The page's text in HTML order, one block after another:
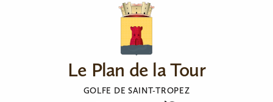
Le Plan de la Tour
GOLFE DE SAINT-TROPEZ